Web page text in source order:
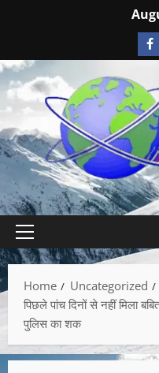
Home
Uncategorized
पिछले पांच दिनों से नहीं मिला
पुलिस का शक